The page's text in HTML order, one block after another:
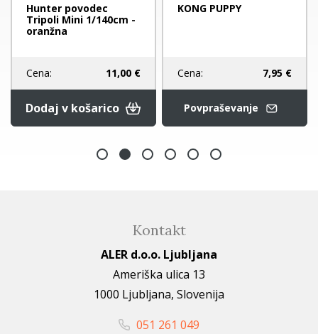
Hunter povodec
Tripoli Mini 1/140cm -
oranžna
Cena: 11,00 €
Dodaj v košarico
KONG PUPPY
Cena: 7,95 €
Povpraševanje
Kontakt
ALER d.o.o. Ljubljana
Ameriška ulica 13
1000 Ljubljana, Slovenija
051 261 049